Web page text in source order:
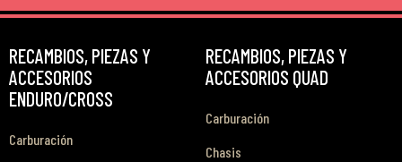
RECAMBIOS, PIEZAS Y
ACCESORIOS
ENDURO/CROSS
Carburación
RECAMBIOS, PIEZAS Y
ACCESORIOS QUAD
Carburación
Chasis